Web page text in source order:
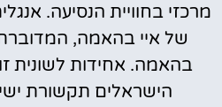
מרכזי בחוויית הנסיעה.
של איי בהאמה, המדוברת
בהאמה. אחידות לשונית
הישראלים תקשורת